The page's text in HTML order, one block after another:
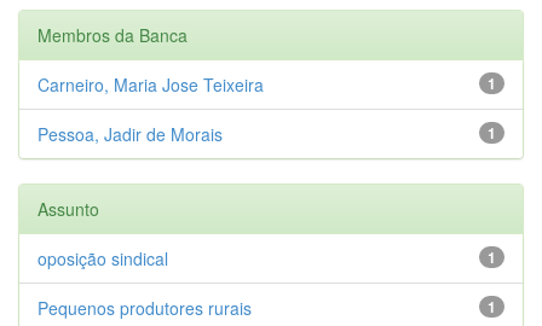
Membros da Banca
1
Carneiro, Maria Jose Teixeira
1
Pessoa, Jadir de Morais
Assunto
1
oposição sindical
1
Pequenos produtores rurais